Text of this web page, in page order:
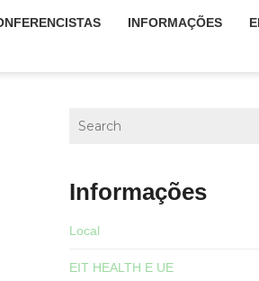
INFORMAÇÕES
Informações
Local
EIT HEALTH E UE